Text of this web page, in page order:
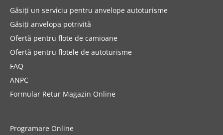
Găsiți un serviciu pentru anvelope autoturisme
Găsiți anvelopa potrivită
Ofertă pentru flote de camioane
Ofertă pentru flotele de autoturisme
FAQ
ANPC
Formular Retur Magazin Online
Programare Online